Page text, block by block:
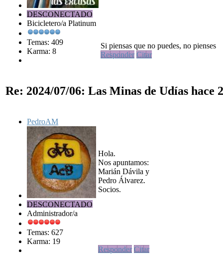
DESCONECTADO
Bicicletero/a Platinum
Temas: 409
Karma: 8
Si piensas que no puedes, no pienses
Responder Citar
Re: 2024/07/06: Las Minas de Udías hace
PedroAM
DESCONECTADO
Administrador/a
Temas: 627
Karma: 19
Hola.
Nos apuntamos:
Marián Dávila y
Pedro Álvarez.
Socios.
Responder Citar